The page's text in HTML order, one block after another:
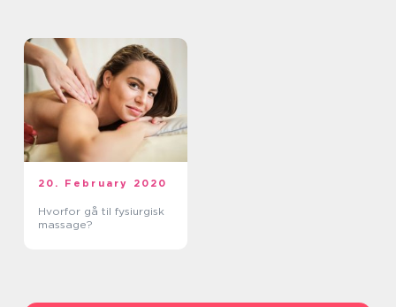
20. February 2020
Hvorfor gå til fysiurgisk
massage?